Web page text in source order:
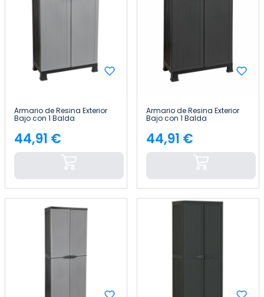
Armario de Resina Exterior
Bajo con 1 Balda
92x68x39cm Thinia Home
Precio
44,91 €
Armario de Resina Exterior
Bajo con 1 Balda
92x68x39cm Thinia Home
Precio
44,91 €